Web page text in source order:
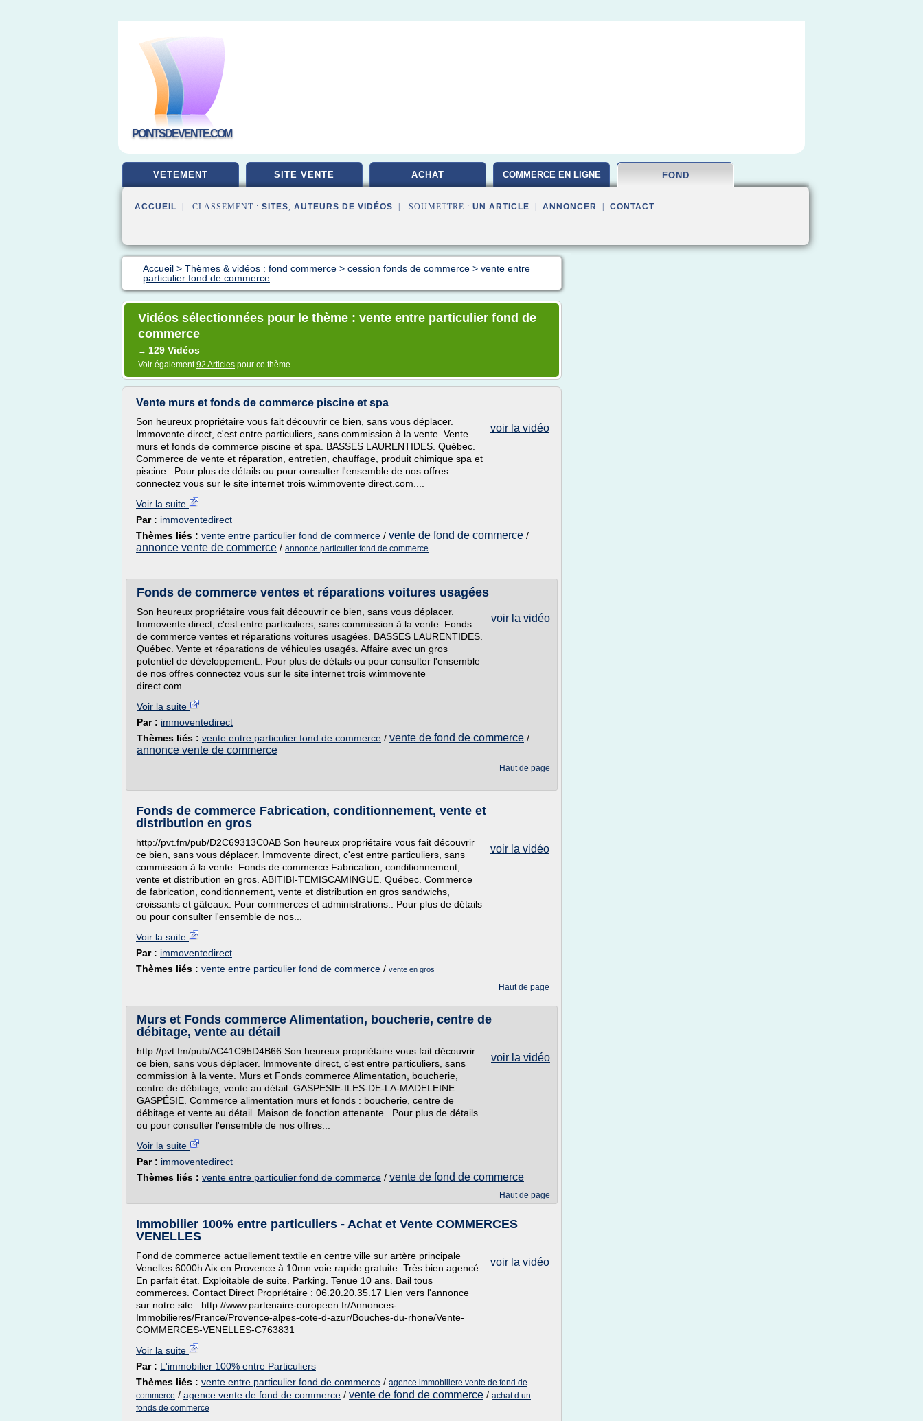
POINTSDEVENTE.COM
VETEMENT SITE VENTE ACHAT COMMERCE EN LIGNE FOND
ACCUEIL | CLASSEMENT : SITES, AUTEURS DE VIDÉOS | SOUMETTRE : UN ARTICLE ANNONCER CONTACT
Accueil > Thèmes & vidéos : fond commerce > cession fonds de commerce > vente entre
particulier fond de commerce
Vidéos sélectionnées pour le thème : vente entre particulier fond de
commerce
→ 129 Vidéos
Voir également92 Articles pour ce thème
Vente murs et fonds de commerce piscine et spa
voir la vidéo
Son heureux propriétaire vous fait découvrir ce bien, sans vous déplacer.
Immovente direct, c'est entre particuliers, sans commission à la vente. Vente
murs et fonds de commerce piscine et spa. BASSES LAURENTIDES. Québec.
Commerce de vente et réparation, entretien, chauffage, produit chimique spa et
piscine.. Pour plus de détails ou pour consulter l'ensemble de nos offres
connectez vous sur le site internet trois w.immovente direct.com....
Voir la suite
Par : immoventedirect
Thèmes liés : vente entre particulier fond de commerce / vente de fond de commerce /
annonce vente de commerce / annonce particulier fond de commerce
Fonds de commerce ventes et réparations voitures usagées
voir la vidéo
Son heureux propriétaire vous fait découvrir ce bien, sans vous déplacer.
Immovente direct, c'est entre particuliers, sans commission à la vente. Fonds
de commerce ventes et réparations voitures usagées. BASSES LAURENTIDES.
Québec. Vente et réparations de véhicules usagés. Affaire avec un gros
potentiel de développement.. Pour plus de détails ou pour consulter l'ensemble
de nos offres connectez vous sur le site internet trois w.immovente
direct.com....
Voir la suite
Par : immoventedirect
Thèmes liés : vente entre particulier fond de commerce / vente de fond de commerce /
annonce vente de commerce
Haut de page
Fonds de commerce Fabrication, conditionnement, vente et
distribution en gros
voir la vidéo
http://pvt.fm/pub/D2C69313C0AB Son heureux propriétaire vous fait découvrir
ce bien, sans vous déplacer. Immovente direct, c'est entre particuliers, sans
commission à la vente. Fonds de commerce Fabrication, conditionnement,
vente et distribution en gros. ABITIBI-TEMISCAMINGUE. Québec. Commerce
de fabrication, conditionnement, vente et distribution en gros sandwichs,
croissants et gâteaux. Pour commerces et administrations.. Pour plus de détails
ou pour consulter l'ensemble de nos...
Voir la suite
Par : immoventedirect
Thèmes liés : vente entre particulier fond de commerce / vente en gros
Haut de page
Murs et Fonds commerce Alimentation, boucherie, centre de
débitage, vente au détail
voir la vidéo
http://pvt.fm/pub/AC41C95D4B66 Son heureux propriétaire vous fait découvrir
ce bien, sans vous déplacer. Immovente direct, c'est entre particuliers, sans
commission à la vente. Murs et Fonds commerce Alimentation, boucherie,
centre de débitage, vente au détail. GASPESIE-ILES-DE-LA-MADELEINE.
GASPÉSIE. Commerce alimentation murs et fonds : boucherie, centre de
débitage et vente au détail. Maison de fonction attenante.. Pour plus de détails
ou pour consulter l'ensemble de nos offres...
Voir la suite
Par : immoventedirect
Thèmes liés : vente entre particulier fond de commerce / vente de fond de commerce
Haut de page
Immobilier 100% entre particuliers - Achat et Vente COMMERCES
VENELLES
voir la vidéo
Fond de commerce actuellement textile en centre ville sur artère principale
Venelles 6000h Aix en Provence à 10mn voie rapide gratuite. Très bien agencé.
En parfait état. Exploitable de suite. Parking. Tenue 10 ans. Bail tous
commerces. Contact Direct Propriétaire : 06.20.20.35.17 Lien vers l'annonce
sur notre site : http://www.partenaire-europeen.fr/Annonces-
Immobilieres/France/Provence-alpes-cote-d-azur/Bouches-du-rhone/Vente-
COMMERCES-VENELLES-C763831
Voir la suite
Par : L'immobilier 100% entre Particuliers
Thèmes liés : vente entre particulier fond de commerce / agence immobiliere vente de fond de
commerce / agence vente de fond de commerce / vente de fond de commerce / achat d un
fonds de commerce